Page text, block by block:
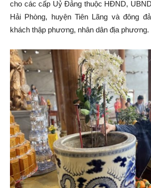
cho các cấp Uỷ Đảng thuộc HĐND,
Hải Phòng, huyện Tiên Lãng và đông
khách thập phương, nhân dân địa phương.